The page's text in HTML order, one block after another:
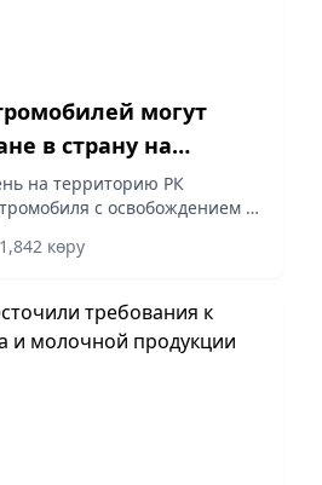
могут
в страну на
на территорию РК
с освобождением от
декларации.
1,842 көру